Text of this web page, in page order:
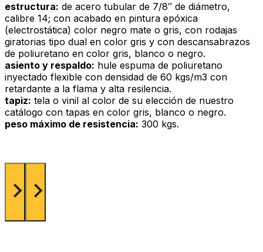
estructura: de acero tubular de 7/8″ de diámetro,
calibre 14; con acabado en pintura epóxica
(electrostática) color negro mate o gris, con rodajas
giratorias tipo dual en color gris y con descansabrazos
de poliuretano en color gris, blanco o negro.
asiento y respaldo: hule espuma de poliuretano
inyectado flexible con densidad de 60 kgs/m3 con
retardante a la flama y alta resilencia.
tapiz: tela o vinil al color de su elección de nuestro
catálogo con tapas en color gris, blanco o negro.
peso máximo de resistencia: 300 kgs.